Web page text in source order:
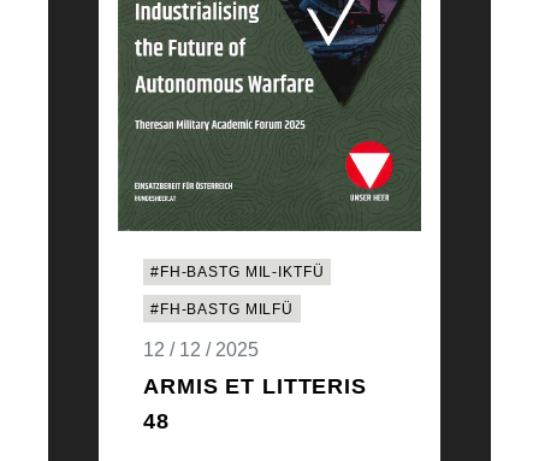
#FH-BASTG MIL-IKTFÜ
#FH-BASTG MILFÜ
12 / 12 / 2025
ARMIS ET LITTERIS
48